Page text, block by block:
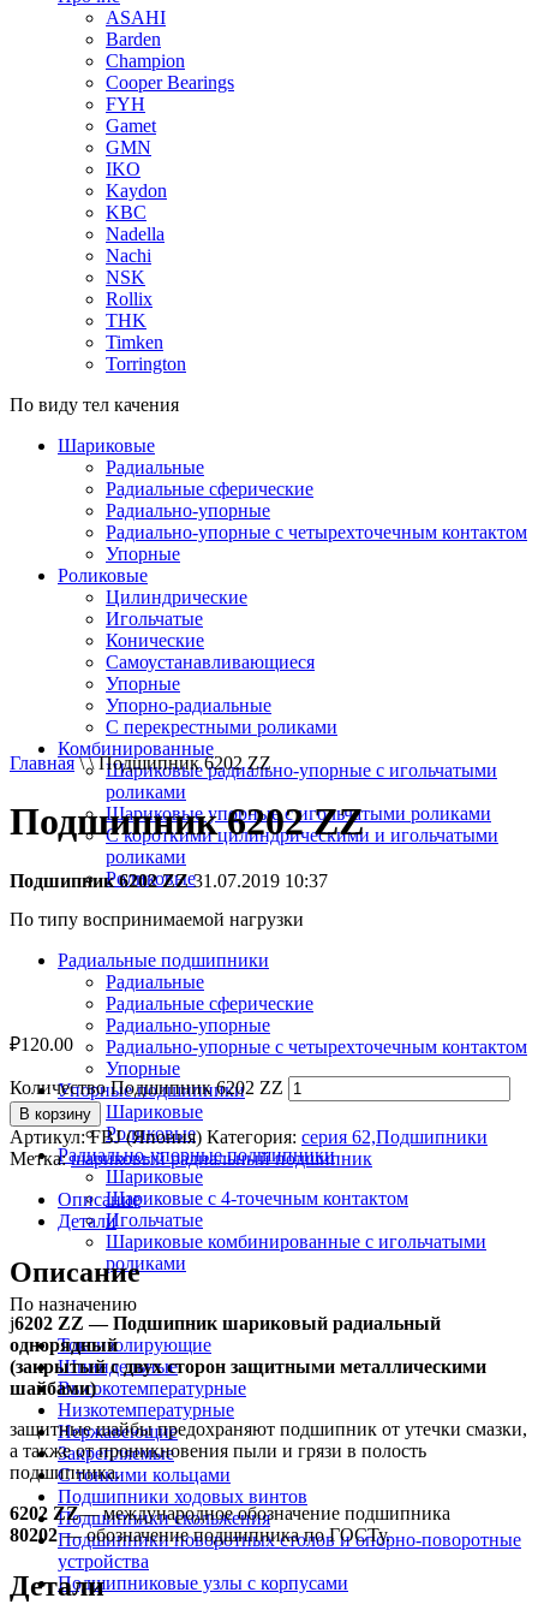
ASAHI
Barden
Champion
Cooper Bearings
FYH
Gamet
GMN
IKO
Kaydon
KBC
Nadella
Nachi
NSK
Rollix
THK
Timken
Torrington
По виду тел качения
Шариковые
Радиальные
Радиальные сферические
Радиально-упорные
Радиально-упорные с четырехточечным контактом
Упорные
Роликовые
Цилиндрические
Игольчатые
Конические
Самоустанавливающиеся
Упорные
Упорно-радиальные
C перекрестными роликами
Комбинированные
Шариковые радиально-упорные с игольчатыми
роликами
Шариковые упорные с игольчатыми роликами
С короткими цилиндрическими и игольчатыми
роликами
Роликовые
По типу воспринимаемой нагрузки
Радиальные подшипники
Радиальные
Радиальные сферические
Радиально-упорные
Радиально-упорные с четырехточечным контактом
Упорные
Упорные подшипники
Шариковые
Роликовые
Радиально-упорные подшипники
Шариковые
Шариковые с 4-точечным контактом
Игольчатые
Шариковые комбинированные с игольчатыми
роликами
По назначению
Токоизолирующие
Шпиндельные
Высокотемпературные
Низкотемпературные
Нержавеющие
Закрепляемые
С тонкими кольцами
Подшипники ходовых винтов
Подшипники скольжения
Подшипники поворотных столов и опорно-поворотные
устройства
Подшипниковые узлы с корпусами
Главная\ \ Подшипник 6202 ZZ
Подшипник 6202 ZZ
Подшипник 6202 ZZ31.07.2019 10:37
₽120.00
Количество Подшипник 6202 ZZ
В корзину
Артикул:FBJ (Япония) Категория: серия 62,Подшипники
Метка:шариковый радиальный подшипник
Описание
Детали
Описание
ј6202 ZZ — Подшипник шариковый радиальный
однорядный
(закрытый с двух сторон защитными металлическими
шайбами)
защитные шайбы предохраняют подшипник от утечки смазки,
а также от проникновения пыли и грязи в полость
подшипника.
6202 ZZ— международное обозначение подшипника
80202— обозначение подшипника по ГОСТу.
Детали